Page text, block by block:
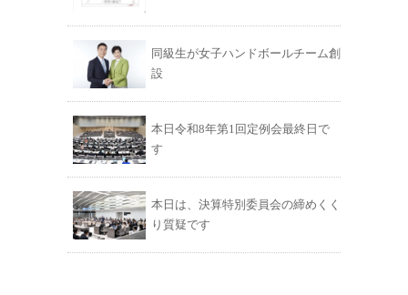
同級生が女子ハンドボールチーム創
設
本日令和8年第1回定例会最終日で
す
本日は、決算特別委員会の締めくく
り質疑です